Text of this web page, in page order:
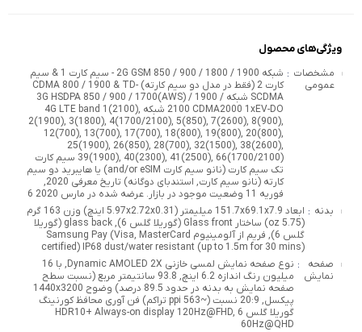
ویژگی‌های محصول
مشخصات
عمومی
:
شبکه 2G GSM 850 / 900 / 1800 / 1900 - سیم کارت 1 & سیم
کارت 2 (فقط در مدل دو سیم کارته) CDMA 800 / 1900 & TD-
SCDMA شبکه 3G HSDPA 850 / 900 / 1700(AWS) / 1900 /
2100 CDMA2000 1xEV-DO شبکه 4G LTE band 1(2100),
2(1900), 3(1800), 4(1700/2100), 5(850), 7(2600), 8(900),
12(700), 13(700), 17(700), 18(800), 19(800), 20(800),
25(1900), 26(850), 28(700), 32(1500), 38(2600),
39(1900), 40(2300), 41(2500), 66(1700/2100) سیم کارت
تک سیم کارت (نانو سیم کارت and/or eSIM) یا هایبرید دو سیم
کارته (نانو سیم کارت, استندبای دوگانه) تاریخ معرفی 2020,
فوریه 11 وضعیت موجود در بازار. عرضه شده در مارس 2020 6
بدنه :
ابعاد 151.7x69.1x7.9 میلیمتر (5.97x2.72x0.31 اینچ) وزن 163 گرم
(5.75 oz) ساختار Glass front (گوریلا گلس 6), glass back (گوریلا
گلس 6), فریم از آلومینیوم Samsung Pay (Visa, MasterCard
certified) IP68 dust/water resistant (up to 1.5m for 30 mins)
صفحه
نمایش
:
نوع صفحه نمایش لمسی خازنی Dynamic AMOLED 2X, با 16
میلیون رنگ اندازه 6.2 اینچ, 93.8 سانتیمتر مربع (نسبت سطح
صفحه نمایش به بدنه در حدود 89.5 درصد) وضوح 1440x3200
پیکسل, 20:9 نسبت (~563 ppi تراکم) فن آوری محافظ کورنینگ
گوریلا گلس 6 HDR10+ Always-on display 120Hz@FHD,
60Hz@QHD